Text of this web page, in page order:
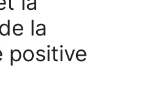
la
positive